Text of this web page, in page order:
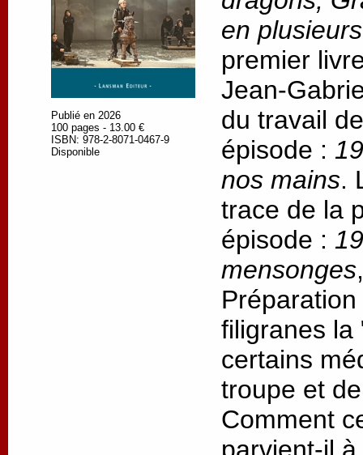
Publié en 2026
100 pages - 13.00 €
ISBN: 978-2-8071-0467-9
Disponible
en
premier
Jean-
du travail
épisode :
nos mains.
trace de la
épisode :
mensonges
filigranes la
certains
troupe et
Comment